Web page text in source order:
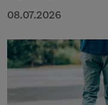
08.07.2026